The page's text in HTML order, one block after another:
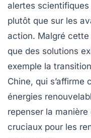
alertes
plutôt que sur les
action. Malgré
que des solutions
exemple la
Chine, qui s’affirme
énergies
repenser la
cruciaux pour les